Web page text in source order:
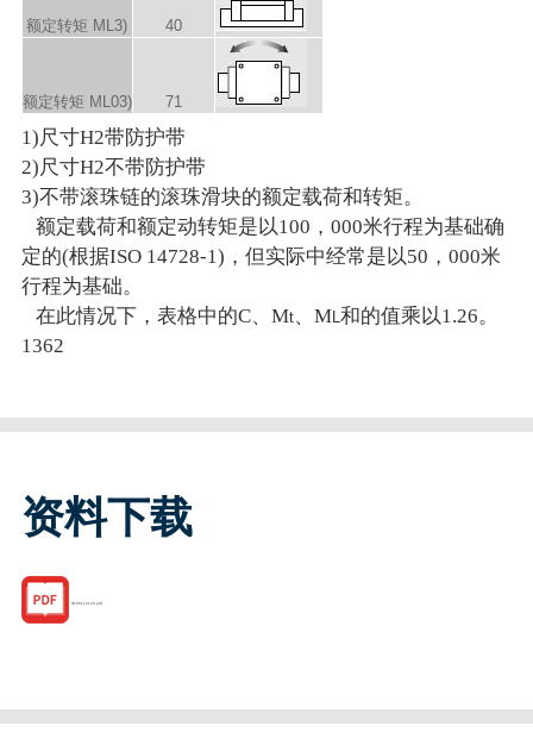
额定转矩 M L3) 40
额定转矩 M L03) 71
1)尺寸H2带防护带
2)尺寸H2不带防护带
3)不带滚珠链的滚珠滑块的额定载荷和转矩。
额定载荷和额定动转矩是以100，000米行程为基础确
定的(根据ISO 14728-1)，但实际中经常是以50，000米
行程为基础。
在此情况下，表格中的C、Mt、ML和的值乘以1.26。
1362
资料下载
R165112120.pdf